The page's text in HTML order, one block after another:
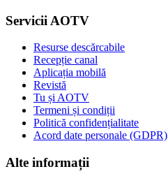
Servicii AOTV
Resurse descărcabile
Recepție canal
Aplicația mobilă
Revistă
Tu și AOTV
Termeni și condiții
Politică confidențialitate
Acord date personale (GDPR)
Alte informații